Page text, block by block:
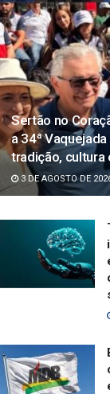
Sertão no
a 34ª
tradição, cultura
3 DE AGOSTO DE